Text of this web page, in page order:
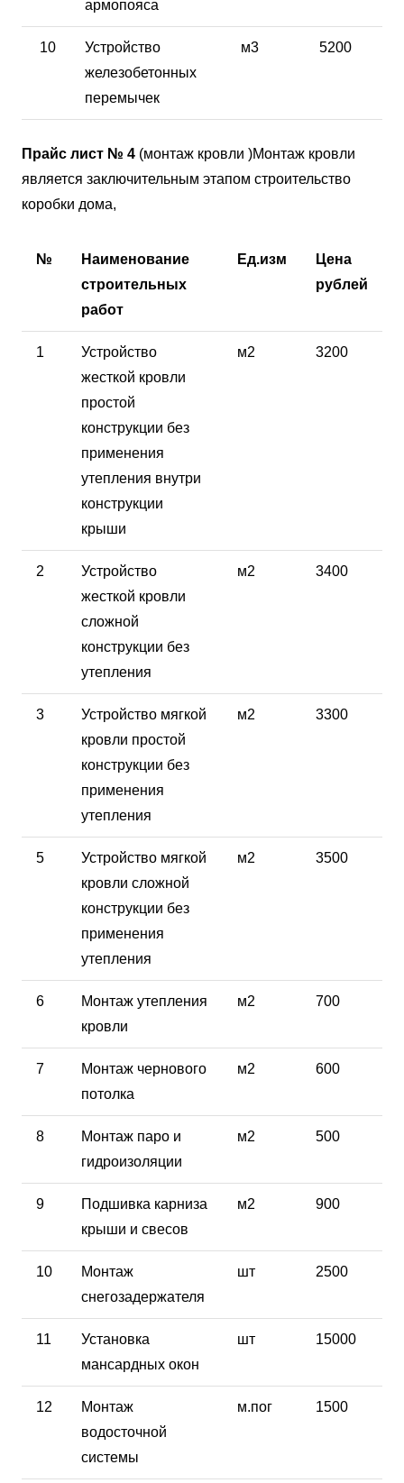
армопояса
10
Устройство
железобетонных
перемычек
м3 5200
Прайс лист № 4 (монтаж кровли )Монтаж кровли
является заключительным этапом строительство
коробки дома,
№
Наименование
строительных
работ
Ед.изм
Цена
рублей
1
Устройство
жесткой кровли
простой
конструкции без
применения
утепления внутри
конструкции
крыши
м2 3200
2
Устройство
жесткой кровли
сложной
конструкции без
утепления
м2 3400
3
Устройство мягкой
кровли простой
конструкции без
применения
утепления
м2 3300
5
Устройство мягкой
кровли сложной
конструкции без
применения
утепления
м2 3500
6
Монтаж утепления
кровли
м2 700
7
Монтаж чернового
потолка
м2 600
8
Монтаж паро и
гидроизоляции
м2 500
9
Подшивка карниза
крыши и свесов
м2 900
10
Монтаж
снегозадержателя
шт 2500
11
Установка
мансардных окон
шт 15000
12
Монтаж
водосточной
системы
м.пог 1500